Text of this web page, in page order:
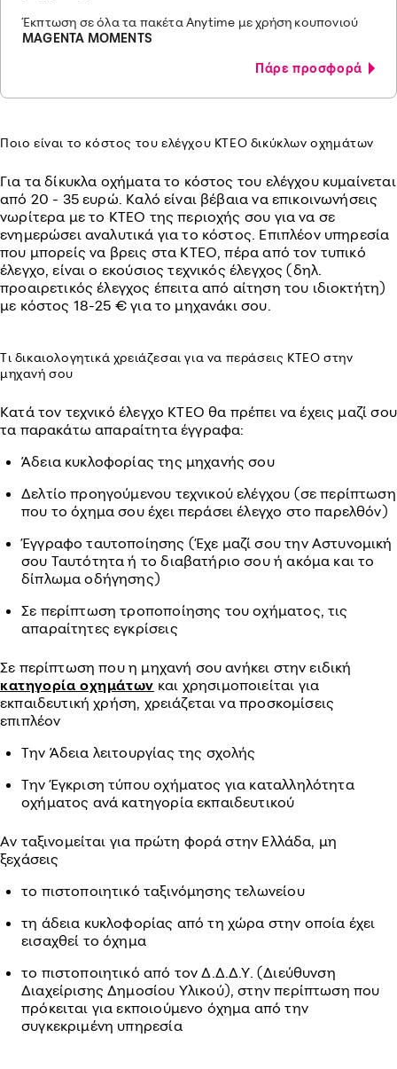
Έκπτωση σε όλα τα πακέτα Anytime με χρήση κουπονιού
MAGENTA MOMENTS
Πάρε προσφορά
Ποιο είναι το κόστος του ελέγχου ΚΤΕΟ δικύκλων οχημάτων
Για τα δίκυκλα οχήματα το κόστος του ελέγχου κυμαίνεται
από 20 - 35 ευρώ. Καλό είναι βέβαια να επικοινωνήσεις
νωρίτερα με το ΚΤΕΟ της περιοχής σου για να σε
ενημερώσει αναλυτικά για το κόστος. Επιπλέον υπηρεσία
που μπορείς να βρεις στα ΚΤΕΟ, πέρα από τον τυπικό
έλεγχο, είναι ο εκούσιος τεχνικός έλεγχος (δηλ.
προαιρετικός έλεγχος έπειτα από αίτηση του ιδιοκτήτη)
με κόστος 18-25 € για το μηχανάκι σου.
Τι δικαιολογητικά χρειάζεσαι για να περάσεις ΚΤΕΟ στην
μηχανή σου
Κατά τον τεχνικό έλεγχο ΚΤΕΟ θα πρέπει να έχεις μαζί σου
τα παρακάτω απαραίτητα έγγραφα:
Άδεια κυκλοφορίας της μηχανής σου
Δελτίο προηγούμενου τεχνικού ελέγχου (σε περίπτωση
που το όχημα σου έχει περάσει έλεγχο στο παρελθόν)
Έγγραφο ταυτοποίησης (Έχε μαζί σου την Αστυνομική
σου Ταυτότητα ή το διαβατήριο σου ή ακόμα και το
δίπλωμα οδήγησης)
Σε περίπτωση τροποποίησης του οχήματος, τις
απαραίτητες εγκρίσεις
Σε περίπτωση που η μηχανή σου ανήκει στην ειδική
κατηγορία οχημάτων και χρησιμοποιείται για
εκπαιδευτική χρήση, χρειάζεται να προσκομίσεις
επιπλέον
Την Άδεια λειτουργίας της σχολής
Την Έγκριση τύπου οχήματος για καταλληλότητα
οχήματος ανά κατηγορία εκπαιδευτικού
Αν ταξινομείται για πρώτη φορά στην Ελλάδα, μη
ξεχάσεις
το πιστοποιητικό ταξινόμησης τελωνείου
τη άδεια κυκλοφορίας από τη χώρα στην οποία έχει
εισαχθεί το όχημα
το πιστοποιητικό από τον Δ.Δ.Δ.Υ. (Διεύθυνση
Διαχείρισης Δημοσίου Υλικού), στην περίπτωση που
πρόκειται για εκποιούμενο όχημα από την
συγκεκριμένη υπηρεσία